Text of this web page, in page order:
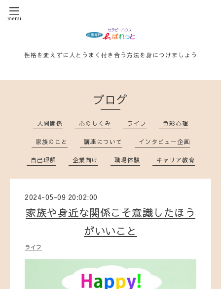
性格を変えずに人とうまく付き合う方法を身につけましょう
ブログ
人間関係 心のしくみ ライフ 色彩心理
家族のこと 講座について インタビュー企画
自己理解 企業向け 職場体験 キャリア教育
2024-05-09 20:02:00
家族や身近な関係こそ意識したほう
がいいこと
ライフ